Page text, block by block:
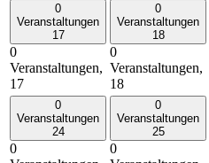
0
Veranstaltungen
17
0
Veranstaltungen,
17
0
Veranstaltungen
18
0
Veranstaltungen,
18
0
Veranstaltungen
24
0
0
Veranstaltungen
25
0